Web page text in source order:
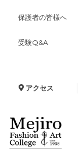
保護者の皆様へ
受験Q&A
アクセス